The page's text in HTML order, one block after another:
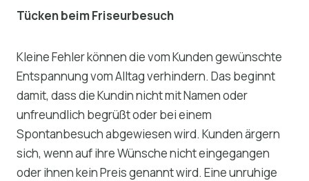
Tücken beim Friseurbesuch
Kleine Fehler können die vom Kunden gewünschte
Entspannung vom Alltag verhindern. Das beginnt
damit, dass die Kundin nicht mit Namen oder
unfreundlich begrüßt oder bei einem
Spontanbesuch abgewiesen wird. Kunden ärgern
sich, wenn auf ihre Wünsche nicht eingegangen
oder ihnen kein Preis genannt wird. Eine unruhige